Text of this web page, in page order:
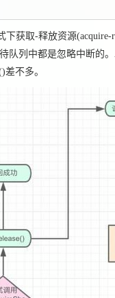
取-释放资源(acquire-
队列中都是忽略中断的
差不多。